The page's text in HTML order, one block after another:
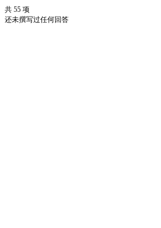
共 55 项
还未撰写过任何回答